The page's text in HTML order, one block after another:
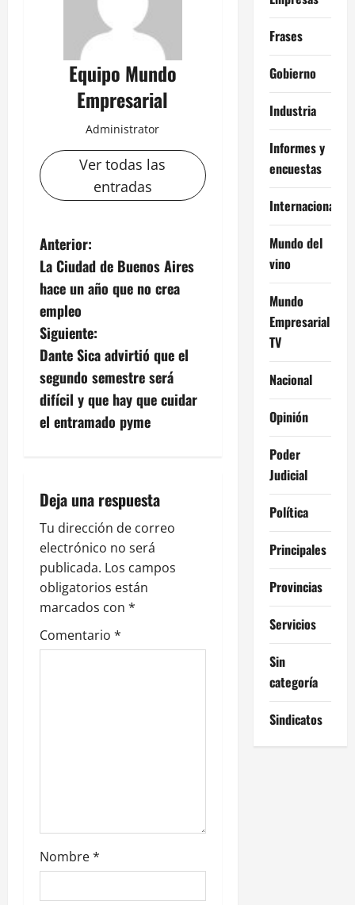
Equipo Mundo
Empresarial
Administrator
Ver todas las
entradas
N
a
v
e
g
a
ó
n
d
e
e
a
s
Anterior:
La Ciudad de Buenos Aires
hace un año que no crea
empleo
Siguiente:
Dante Sica advirtió que el
segundo semestre será
difícil y que hay que cuidar
el entramado pyme
Deja una respuesta
Tu dirección de correo
electrónico no será
publicada. Los campos
obligatorios están
marcados con *
Comentario *
Nombre*
Frases
Gobierno
Industria
Informes y
encuestas
Internacional
Mundo del
vino
Mundo
Empresarial
TV
Nacional
Opinión
Poder
Judicial
Política
Principales
Provincias
Servicios
Sin
categoría
Sindicatos